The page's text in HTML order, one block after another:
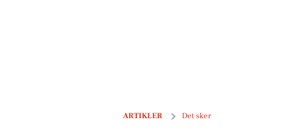
ARTIKLER Det sker
RED-dag i Haslev: Genbrugsmaterialer til gør-